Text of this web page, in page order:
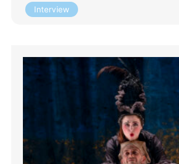
Interview